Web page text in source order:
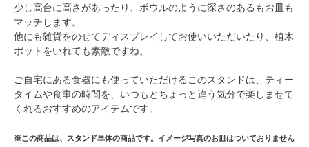
少し高台に高さがあったり、ボウルのように深さのあるもお皿も
マッチします。
他にも雑貨をのせてディスプレイしてお使いいただいたり、植木
ポットをいれても素敵ですね。
ご自宅にある食器にも使っていただけるこのスタンドは、ティー
タイムや食事の時間を、いつもとちょっと違う気分で楽しませて
くれるおすすめのアイテムです。
※この商品は、スタンド単体の商品です。イメージ写真のお皿はついておりません